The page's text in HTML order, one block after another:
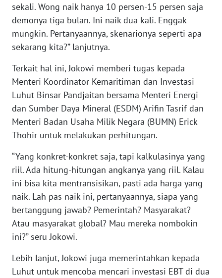
sekali. Wong naik hanya 10 persen-15 persen saja
demonya tiga bulan. Ini naik dua kali. Enggak
mungkin. Pertanyaannya, skenarionya seperti apa
sekarang kita?” lanjutnya.
Terkait hal ini, Jokowi memberi tugas kepada
Menteri Koordinator Kemaritiman dan Investasi
Luhut Binsar Pandjaitan bersama Menteri Energi
dan Sumber Daya Mineral (ESDM) Arifin Tasrif dan
Menteri Badan Usaha Milik Negara (BUMN) Erick
Thohir untuk melakukan perhitungan.
“Yang konkret-konkret saja, tapi kalkulasinya yang
riil. Ada hitung-hitungan angkanya yang riil. Kalau
ini bisa kita mentransisikan, pasti ada harga yang
naik. Lah pas naik ini, pertanyaannya, siapa yang
bertanggung jawab? Pemerintah? Masyarakat?
Atau masyarakat global? Mau mereka nombokin
ini?” seru Jokowi.
Lebih lanjut, Jokowi juga memerintahkan kepada
Luhut untuk mencoba mencari investasi EBT di dua
SUMBAR
WN
SUMSEL
WN
BENGKULU
WN
LAMPUNG
JATENG
WN
NUSANTARA
WN
JOGJA
WN
JATIM